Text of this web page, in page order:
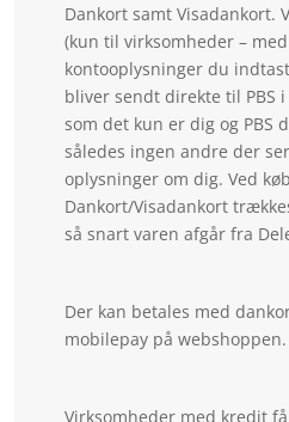
Dankort samt Visadankort.
(kun til virksomheder –
kontooplysninger du
bliver sendt direkte til PBS
som det kun er dig og PBS
således ingen andre der
oplysninger om dig. Ved
Dankort/Visadankort
så snart varen afgår fra
Der kan betales med
mobilepay på webshoppen.
Virksomheder med kredit